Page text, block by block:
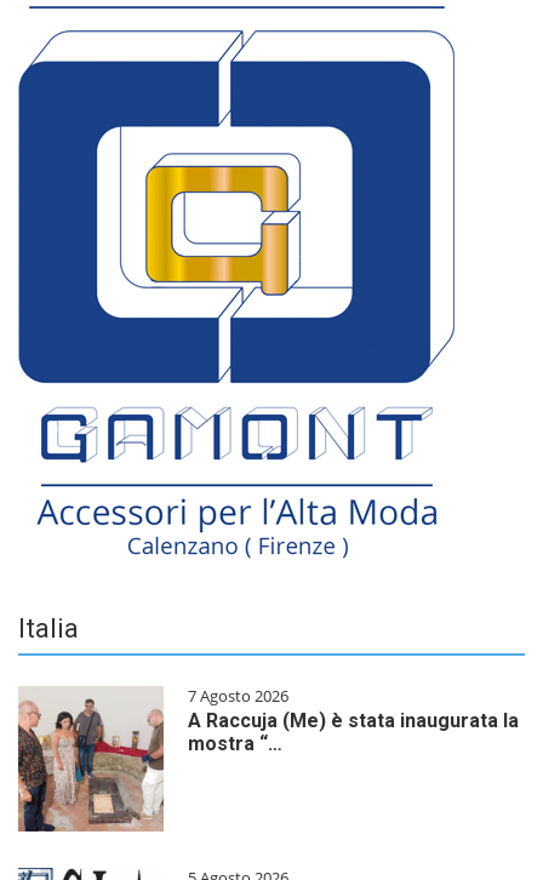
Italia
7 Agosto 2026
A Raccuja (Me) è stata inaugurata la
mostra “…